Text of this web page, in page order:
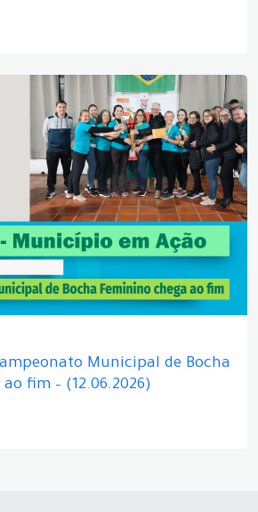
Municipal de Bocha
fim – (12.06.2026)